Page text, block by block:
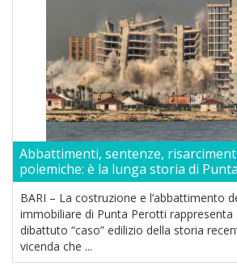
Abbattimenti, sentenze,
polemiche: è la lunga storia di
BARI – La costruzione e l’abbattimento
immobiliare di Punta Perotti rappresenta
dibattuto “caso” edilizio della storia
vicenda che ...